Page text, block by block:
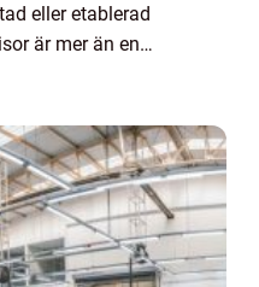
eller etablerad
är mer än en